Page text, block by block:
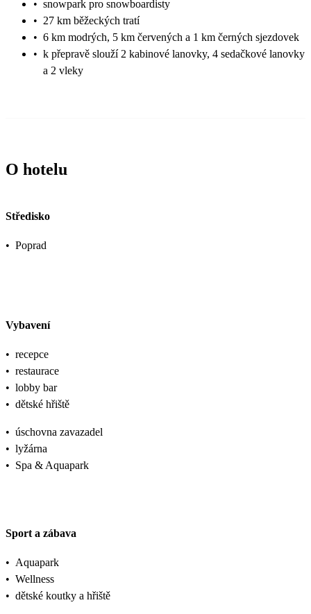
• snowpark pro snowboardisty
• 27 km běžeckých tratí
• 6 km modrých, 5 km červených a 1 km černých sjezdovek
• k přepravě slouží 2 kabinové lanovky, 4 sedačkové lanovky
a 2 vleky
O hotelu
Středisko
• Poprad
Vybavení
• recepce
• restaurace
• lobby bar
• dětské hřiště
• úschovna zavazadel
• lyžárna
• Spa & Aquapark
Sport a zábava
• Aquapark
• Wellness
• dětské koutky a hřiště